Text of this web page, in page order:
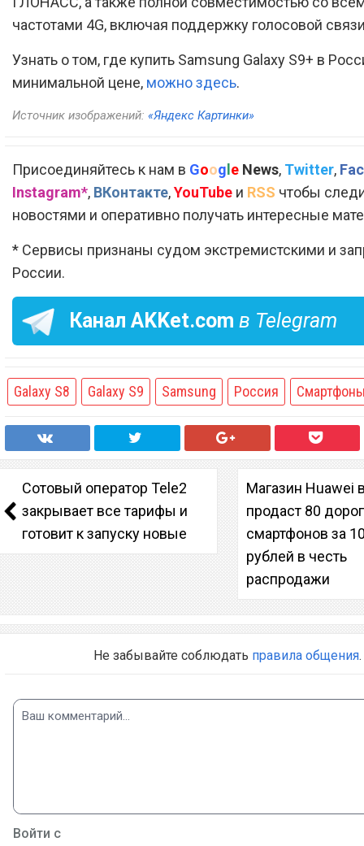
частотами 4G, включая поддержку голосовой
Узнать о том, где купить Samsung Galaxy S9+ в
минимальной цене, можно здесь.
Источник изображений: «Яндекс Картинки»
Присоединяйтесь к нам в Goog e News, Twitter,
Instagram*, ВКонтакте,YouTube и RSS чтобы
новостями и оперативно получать интересные
* Сервисы признаны судом экстремистскими и
России.
Канал AKKet.com в Telegram
Galaxy S8 Galaxy S9 Samsung Россия
Сотовый оператор Tele2
закрывает все тарифы и
готовит к запуску новые
Магазин Huawei
продаст 80
смартфонов за
рублей в честь
распродажи
Не забывайте соблюдать правила общения.
Войти с